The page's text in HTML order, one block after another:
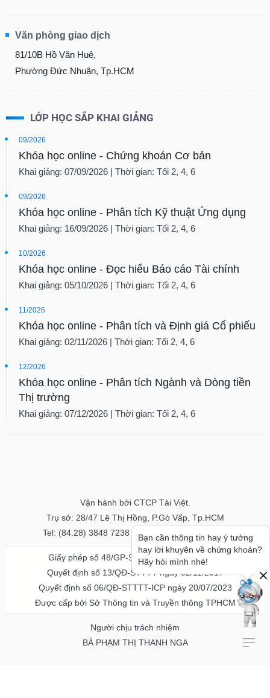
Văn phòng giao dịch
81/10B Hồ Văn Huê,
Phường Đức Nhuận, Tp.HCM
LỚP HỌC SẮP KHAI GIẢNG
09/2026
Khóa học online - Chứng khoán Cơ bản
Khai giảng: 07/09/2026 | Thời gian: Tối 2, 4, 6
09/2026
Khóa học online - Phân tích Kỹ thuật Ứng dụng
Khai giảng: 16/09/2026 | Thời gian: Tối 2, 4, 6
10/2026
Khóa học online - Đọc hiểu Báo cáo Tài chính
Khai giảng: 05/10/2026 | Thời gian: Tối 2, 4, 6
11/2026
Khóa học online - Phân tích và Định giá Cổ phiếu
Khai giảng: 02/11/2026 | Thời gian: Tối 2, 4, 6
12/2026
Khóa học online - Phân tích Ngành và Dòng tiền
Thị trường
Khai giảng: 07/12/2026 | Thời gian: Tối 2, 4, 6
Vận hành bởi CTCP Tài Việt.
Trụ sở: 28/47 Lê Thị Hồng, P.Gò Vấp, Tp.HCM
Tel: (84.28) 3848 7238 - Fax: (84.28) 3848 7237
Giấy phép số 48/GP-STTTT ngày 04/11/2016
Quyết định số 13/QĐ-STTTT ngày 02/11/2017
Quyết định số 06/QĐ-STTTT-ICP ngày 20/07/2023
Được cấp bởi Sở Thông tin và Truyền thông TPHCM
Người chịu trách nhiệm
BÀ PHẠM THỊ THANH NGA
Bạn cần thông tin hay ý tưởng
hay lời khuyên về chứng khoán?
Hãy hỏi mình nhé!
Truyền
thông
chính
Dữ
chính